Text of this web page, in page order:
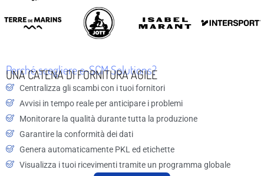
Perché scegliere e-SCM Solutions?
UNA CATENA DI FORNITURA AGILE
Centralizza gli scambi con i tuoi fornitori
Avvisi in tempo reale per anticipare i problemi
Monitorare la qualità durante tutta la produzione
Garantire la conformità dei dati
Genera automaticamente PKL ed etichette
Visualizza i tuoi ricevimenti tramite un programma globale